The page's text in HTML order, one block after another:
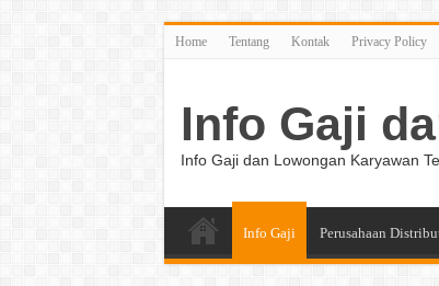
Home Tentang Kontak Privacy Policy
Info Gaji
Info Gaji dan Lowongan Karyawan
Info Gaji Perusahaan